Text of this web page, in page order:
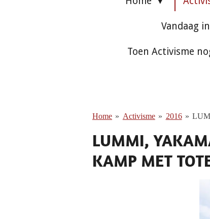
Vandaag
Toen Activisme
Home » Activisme » 2016 »
LUMMI,
KAMP MET